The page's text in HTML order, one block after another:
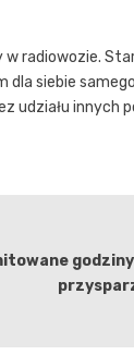
radiowozie.
siebie
udziału innych